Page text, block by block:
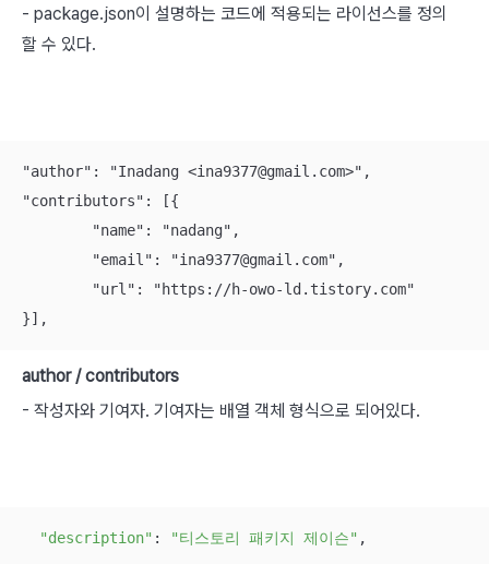
- package.json이 설명하는 코드에 적용되는 라이선스를 정의
할 수 있다.
"author": "Inadang <ina9377@gmail.com>",
"contributors": [{
}],
author / contributors
- 작성자와 기여자. 기여자는 배열 객체 형식으로 되어있다.
"description" : "티스토리 패키지 제이슨" ,